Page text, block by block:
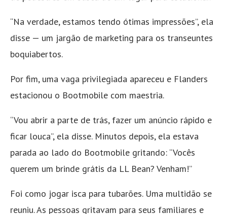
“Na verdade, estamos tendo ótimas impressões”, ela
disse — um jargão de marketing para os transeuntes
boquiabertos.
Por fim, uma vaga privilegiada apareceu e Flanders
estacionou o Bootmobile com maestria.
“Vou abrir a parte de trás, fazer um anúncio rápido e
ficar louca”, ela disse. Minutos depois, ela estava
parada ao lado do Bootmobile gritando: “Vocês
querem um brinde grátis da LL Bean? Venham!”
Foi como jogar isca para tubarões. Uma multidão se
reuniu. As pessoas gritavam para seus familiares e